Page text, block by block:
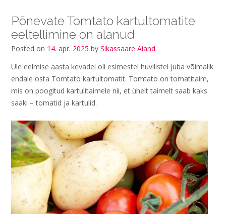
Põnevate Tomtato kartultomatite
eeltellimine on alanud
Posted on 14. apr. 2025 by Sikassaare Aiand
Üle eelmise aasta kevadel oli esimestel huvilistel juba võimalik
endale osta Tomtato kartultomatit. Tomtato on tomatitaim,
mis on poogitud kartulitaimele nii, et ühelt taimelt saab kaks
saaki – tomatid ja kartulid.